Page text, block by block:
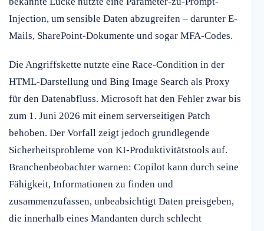
Injection, um sensible Daten abzugreifen – darunter E-
Mails, SharePoint-Dokumente und sogar MFA-Codes.
Die Angriffskette nutzte eine Race-Condition in der
HTML-Darstellung und Bing Image Search als Proxy
für den Datenabfluss. Microsoft hat den Fehler zwar bis
zum 1. Juni 2026 mit einem serverseitigen Patch
behoben. Der Vorfall zeigt jedoch grundlegende
Sicherheitsprobleme von KI-Produktivitätstools auf.
Branchenbeobachter warnen: Copilot kann durch seine
Fähigkeit, Informationen zu finden und
zusammenzufassen, unbeabsichtigt Daten preisgeben,
die innerhalb eines Mandanten durch schlecht